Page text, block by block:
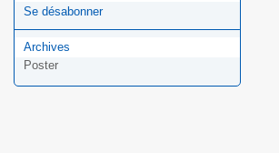
Se désabonner
Archives
Poster